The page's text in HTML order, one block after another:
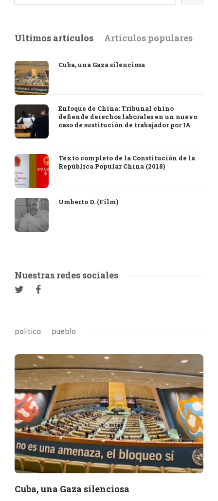
Últimos artículos Artículos populares
Cuba, una Gaza silenciosa
Enfoque de China: Tribunal chino
defiende derechos laborales en un nuevo
caso de sustitución de trabajador por IA
Texto completo de la Constitución de la
República Popular China (2018)
Umberto D. (Film)
Nuestras redes sociales
politica pueblo
Cuba, una Gaza silenciosa